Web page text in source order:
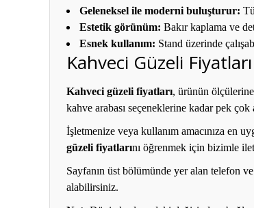
Geleneksel ile moderni buluşturur:
Estetik görünüm: Bakır kaplama ve
Esnek kullanım: Stand üzerinde
Kahveci Güzeli Fiyatları
Kahveci güzeli fiyatları, ürünün
kahve arabası seçeneklerine kadar pek
İşletmenize veya kullanım amacınıza en
güzeli fiyatlarını öğrenmek için bizimle
Sayfanın üst bölümünde yer alan telefon ve
alabilirsiniz.